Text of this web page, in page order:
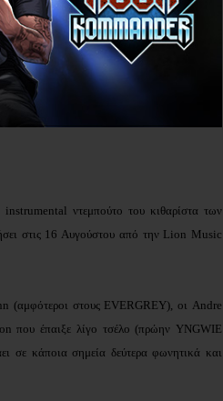
ντεμπούτο του κιθαρίστα των
στις 16 Αυγούστου από την Lion Music
(αμφότεροι στους EVERGREY), οι Andre
που έπαιξε λίγο τσέλο (πρώην YNGWIE
σε κάποια σημεία δεύτερα φωνητικά και